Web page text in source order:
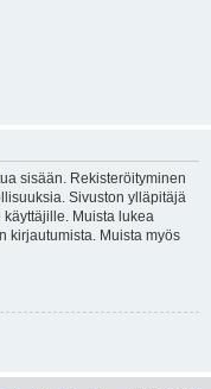
sisään. Rekisteröityminen
Sivuston ylläpitäjä
Muista lukea
kirjautumista. Muista myös